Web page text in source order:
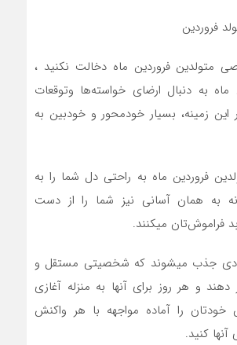
فروردین
متولدين فروردين ماه دخالت نکنيد ،
ماه به دنبال ارضاي خواسته‌ها وتوقعات
زمينه، بسيار خودمحور و خودبين به
فروردين ماه به راحتي دل شما را به
به همان آساني نيز شما را از دست
فراموش‌تان ميکنند.
جذب ميشوند که شخصيتي مستقل و
دهند و هر روز براي آنها به منزله آغازي
را آماده مواجهه با هر واکنش
کنيد.